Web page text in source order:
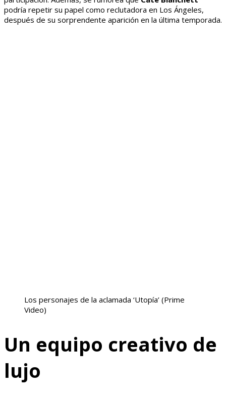
podría repetir su papel como reclutadora en Los Ángeles,
después de su sorprendente aparición en la última temporada.
Los personajes de la aclamada ‘Utopía’ (Prime
Video)
Un equipo creativo de
lujo